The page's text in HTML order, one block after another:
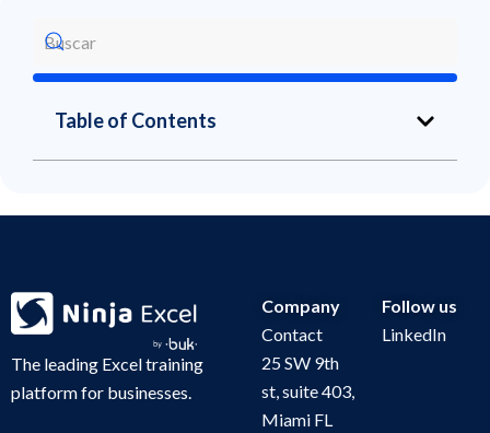
Table of Contents
The leading Excel training
platform for businesses.
Company
Contact
25 SW 9th
st, suite 403,
Miami FL
Follow us
LinkedIn